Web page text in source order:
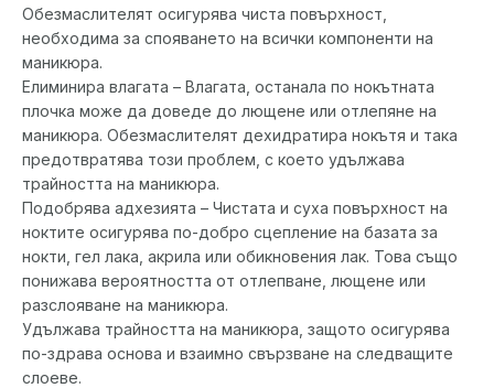
Обезмаслителят осигурява чиста повърхност,
необходима за спояването на всички компоненти на
маникюра.
Елиминира влагата – Влагата, останала по нокътната
плочка може да доведе до лющене или отлепяне на
маникюра. Обезмаслителят дехидратира нокътя и така
предотвратява този проблем, с което удължава
трайността на маникюра.
Подобрява адхезията – Чистата и суха повърхност на
ноктите осигурява по-добро сцепление на базата за
нокти, гел лака, акрила или обикновения лак. Това също
понижава вероятността от отлепване, лющене или
разслояване на маникюра.
Удължава трайността на маникюра, защото осигурява
по-здрава основа и взаимно свързване на следващите
слоеве.